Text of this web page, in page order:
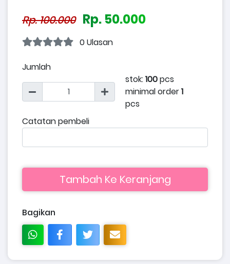
Rp. 100.000 Rp. 50.000
0 Ulasan
Jumlah
stok:100pcs
minimal order1
pcs
Catatan pembeli
Tambah Ke Keranjang
Bagikan